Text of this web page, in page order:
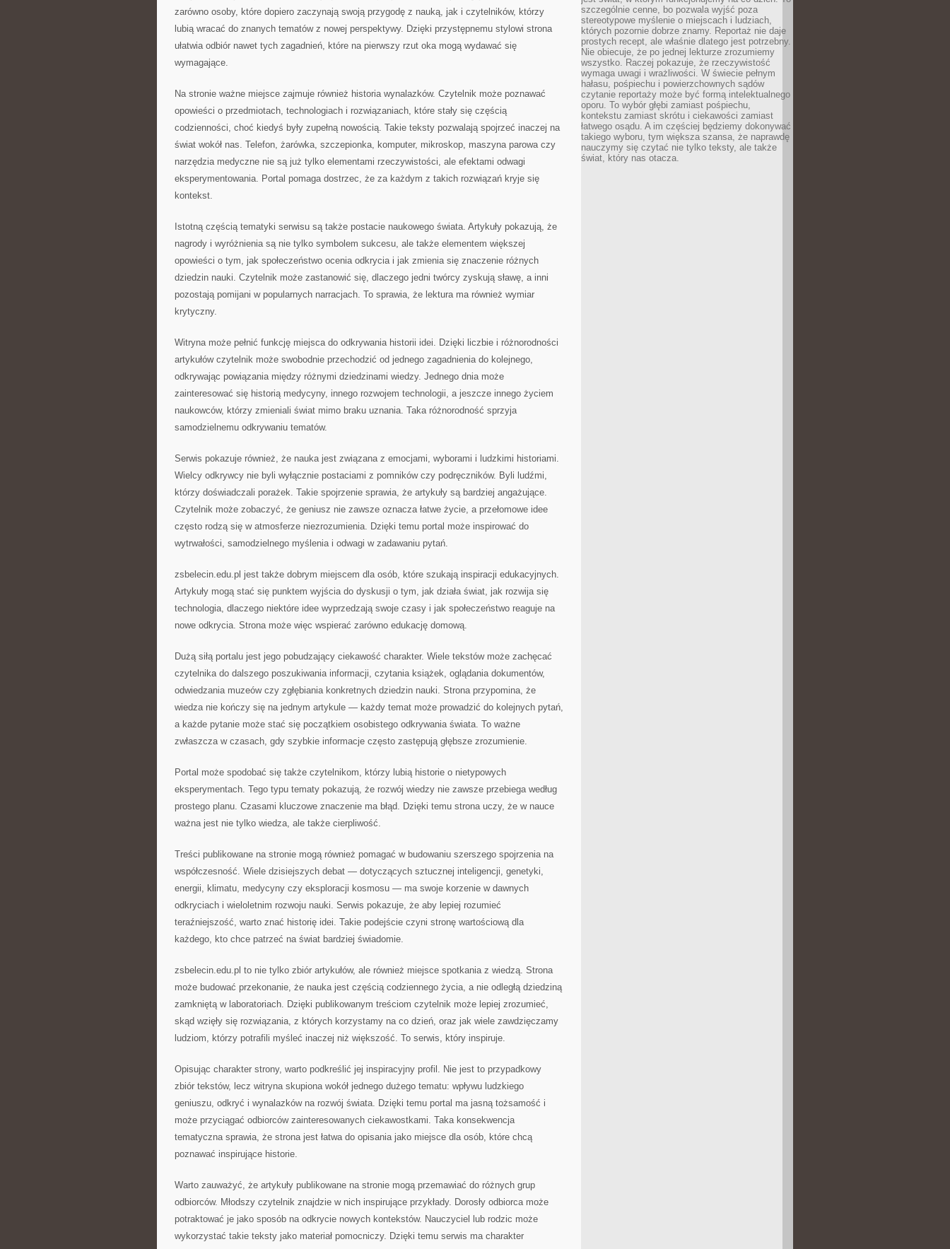
zarówno osoby, które dopiero zaczynają swoją przygodę z nauką, jak i czytelników, którzy
lubią wracać do znanych tematów z nowej perspektywy. Dzięki przystępnemu stylowi strona
ułatwia odbiór nawet tych zagadnień, które na pierwszy rzut oka mogą wydawać się
wymagające.
Na stronie ważne miejsce zajmuje również historia wynalazków. Czytelnik może poznawać
opowieści o przedmiotach, technologiach i rozwiązaniach, które stały się częścią
codzienności, choć kiedyś były zupełną nowością. Takie teksty pozwalają spojrzeć inaczej na
świat wokół nas. Telefon, żarówka, szczepionka, komputer, mikroskop, maszyna parowa czy
narzędzia medyczne nie są już tylko elementami rzeczywistości, ale efektami odwagi
eksperymentowania. Portal pomaga dostrzec, że za każdym z takich rozwiązań kryje się
kontekst.
Istotną częścią tematyki serwisu są także postacie naukowego świata. Artykuły pokazują, że
nagrody i wyróżnienia są nie tylko symbolem sukcesu, ale także elementem większej
opowieści o tym, jak społeczeństwo ocenia odkrycia i jak zmienia się znaczenie różnych
dziedzin nauki. Czytelnik może zastanowić się, dlaczego jedni twórcy zyskują sławę, a inni
pozostają pomijani w popularnych narracjach. To sprawia, że lektura ma również wymiar
krytyczny.
Witryna może pełnić funkcję miejsca do odkrywania historii idei. Dzięki liczbie i różnorodności
artykułów czytelnik może swobodnie przechodzić od jednego zagadnienia do kolejnego,
odkrywając powiązania między różnymi dziedzinami wiedzy. Jednego dnia może
zainteresować się historią medycyny, innego rozwojem technologii, a jeszcze innego życiem
naukowców, którzy zmieniali świat mimo braku uznania. Taka różnorodność sprzyja
samodzielnemu odkrywaniu tematów.
Serwis pokazuje również, że nauka jest związana z emocjami, wyborami i ludzkimi historiami.
Wielcy odkrywcy nie byli wyłącznie postaciami z pomników czy podręczników. Byli ludźmi,
którzy doświadczali porażek. Takie spojrzenie sprawia, że artykuły są bardziej angażujące.
Czytelnik może zobaczyć, że geniusz nie zawsze oznacza łatwe życie, a przełomowe idee
często rodzą się w atmosferze niezrozumienia. Dzięki temu portal może inspirować do
wytrwałości, samodzielnego myślenia i odwagi w zadawaniu pytań.
zsbelecin.edu.pl jest także dobrym miejscem dla osób, które szukają inspiracji edukacyjnych.
Artykuły mogą stać się punktem wyjścia do dyskusji o tym, jak działa świat, jak rozwija się
technologia, dlaczego niektóre idee wyprzedzają swoje czasy i jak społeczeństwo reaguje na
nowe odkrycia. Strona może więc wspierać zarówno edukację domową.
Dużą siłą portalu jest jego pobudzający ciekawość charakter. Wiele tekstów może zachęcać
czytelnika do dalszego poszukiwania informacji, czytania książek, oglądania dokumentów,
odwiedzania muzeów czy zgłębiania konkretnych dziedzin nauki. Strona przypomina, że
wiedza nie kończy się na jednym artykule — każdy temat może prowadzić do kolejnych pytań,
a każde pytanie może stać się początkiem osobistego odkrywania świata. To ważne
zwłaszcza w czasach, gdy szybkie informacje często zastępują głębsze zrozumienie.
Portal może spodobać się także czytelnikom, którzy lubią historie o nietypowych
eksperymentach. Tego typu tematy pokazują, że rozwój wiedzy nie zawsze przebiega według
prostego planu. Czasami kluczowe znaczenie ma błąd. Dzięki temu strona uczy, że w nauce
ważna jest nie tylko wiedza, ale także cierpliwość.
Treści publikowane na stronie mogą również pomagać w budowaniu szerszego spojrzenia na
współczesność. Wiele dzisiejszych debat — dotyczących sztucznej inteligencji, genetyki,
energii, klimatu, medycyny czy eksploracji kosmosu — ma swoje korzenie w dawnych
odkryciach i wieloletnim rozwoju nauki. Serwis pokazuje, że aby lepiej rozumieć
teraźniejszość, warto znać historię idei. Takie podejście czyni stronę wartościową dla
każdego, kto chce patrzeć na świat bardziej świadomie.
zsbelecin.edu.pl to nie tylko zbiór artykułów, ale również miejsce spotkania z wiedzą. Strona
może budować przekonanie, że nauka jest częścią codziennego życia, a nie odległą dziedziną
zamkniętą w laboratoriach. Dzięki publikowanym treściom czytelnik może lepiej zrozumieć,
skąd wzięły się rozwiązania, z których korzystamy na co dzień, oraz jak wiele zawdzięczamy
ludziom, którzy potrafili myśleć inaczej niż większość. To serwis, który inspiruje.
Opisując charakter strony, warto podkreślić jej inspiracyjny profil. Nie jest to przypadkowy
zbiór tekstów, lecz witryna skupiona wokół jednego dużego tematu: wpływu ludzkiego
geniuszu, odkryć i wynalazków na rozwój świata. Dzięki temu portal ma jasną tożsamość i
może przyciągać odbiorców zainteresowanych ciekawostkami. Taka konsekwencja
tematyczna sprawia, że strona jest łatwa do opisania jako miejsce dla osób, które chcą
poznawać inspirujące historie.
Warto zauważyć, że artykuły publikowane na stronie mogą przemawiać do różnych grup
odbiorców. Młodszy czytelnik znajdzie w nich inspirujące przykłady. Dorosły odbiorca może
potraktować je jako sposób na odkrycie nowych kontekstów. Nauczyciel lub rodzic może
wykorzystać takie teksty jako materiał pomocniczy. Dzięki temu serwis ma charakter
szczególnie cenne, bo pozwala wyjść poza
stereotypowe myślenie o miejscach i ludziach,
których pozornie dobrze znamy. Reportaż nie daje
prostych recept, ale właśnie dlatego jest potrzebny.
Nie obiecuje, że po jednej lekturze zrozumiemy
wszystko. Raczej pokazuje, że rzeczywistość
wymaga uwagi i wrażliwości. W świecie pełnym
hałasu, pośpiechu i powierzchownych sądów
czytanie reportaży może być formą intelektualnego
oporu. To wybór głębi zamiast pośpiechu,
kontekstu zamiast skrótu i ciekawości zamiast
łatwego osądu. A im częściej będziemy dokonywać
takiego wyboru, tym większa szansa, że naprawdę
nauczymy się czytać nie tylko teksty, ale także
świat, który nas otacza.